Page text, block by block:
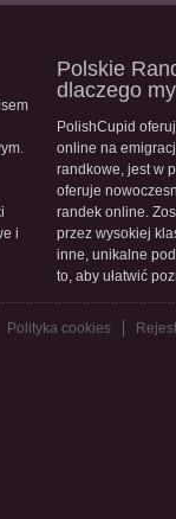
i
Polskie
dlaczego
PolishCupid
online na
randkowe, jest w
oferuje
randek online.
przez wysokiej
inne, unikalne
to, aby ułatwić
Polityka cookies